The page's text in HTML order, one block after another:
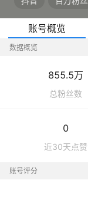
账号概览
数据概览
855.5万
总粉丝数
0
近30天点赞
账号评分